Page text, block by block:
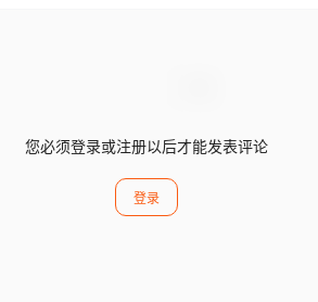
您必须登录或注册以后才能发表评论
登录